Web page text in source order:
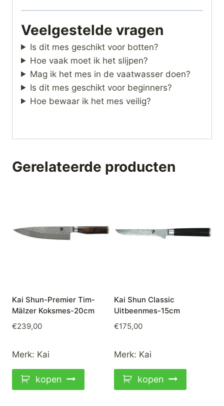
Veelgestelde vragen
Is dit mes geschikt voor botten?
Hoe vaak moet ik het slijpen?
Mag ik het mes in de vaatwasser doen?
Is dit mes geschikt voor beginners?
Hoe bewaar ik het mes veilig?
Gerelateerde producten
Kai Shun-Premier Tim-
Mälzer Koksmes-20cm
€239,00
Merk: Kai
kopen
Kai Shun Classic
Uitbeenmes-15cm
€175,00
Merk: Kai
kopen